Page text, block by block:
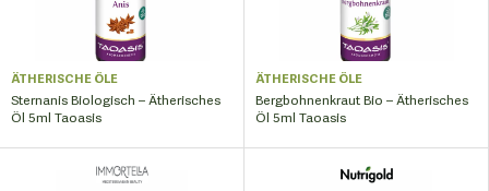
ÄTHERISCHE ÖLE
Sternanis Biologisch – Ätherisches
Öl 5ml Taoasis
ÄTHERISCHE ÖLE
Bergbohnenkraut Bio – Ätherisches
Öl 5ml Taoasis